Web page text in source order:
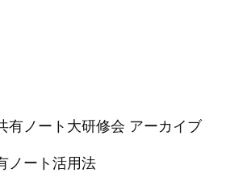
有ノート大研修会 アーカイブ
ート活用法